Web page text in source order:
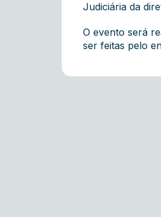
Judiciária da
O evento será
ser feitas pelo